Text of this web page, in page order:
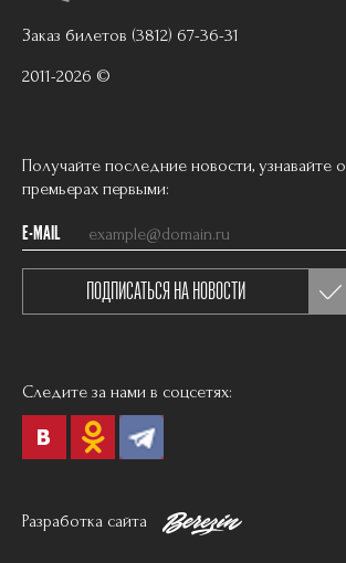
Заказ билетов (3812) 67-36-31
2011-2026 ©
Получайте последние новости, узнавайте о
премьерах первыми:
E-MAIL
ПОДПИСАТЬСЯ НА НОВОСТИ
Следите за нами в соцсетях:
Разработка сайта